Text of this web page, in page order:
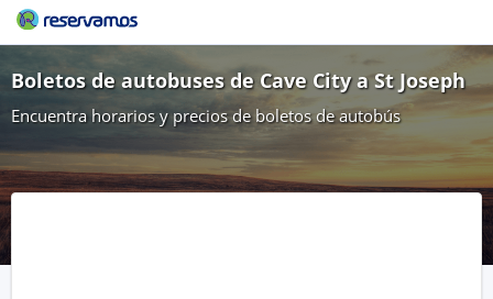
Boletos de autobuses de Cave City a St Joseph
Encuentra horarios y precios de boletos de autobús